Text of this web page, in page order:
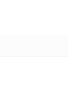
5 hvězdiček.